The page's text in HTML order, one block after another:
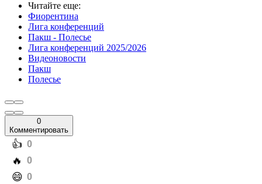
Читайте еще:
Фиорентина
Лига конференций
Пакш - Полесье
Лига конференций 2025/2026
Видеоновости
Пакш
Полесье
0
Комментировать
️👍 0
️🔥 0
️😄 0